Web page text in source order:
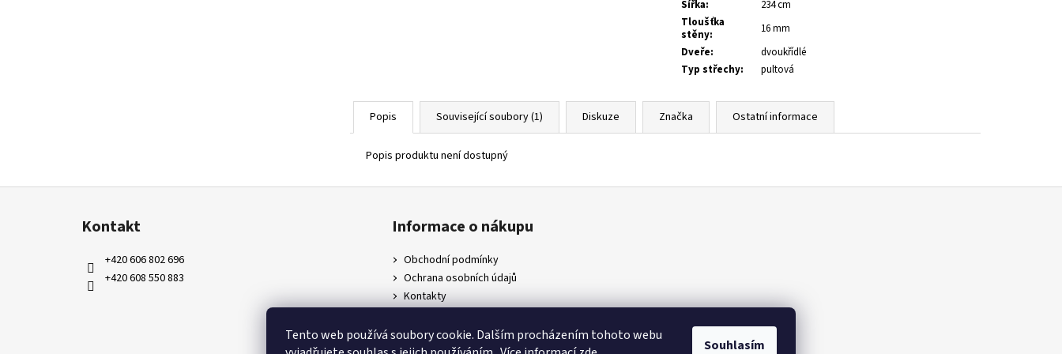
Tento web používá soubory cookie. Dalším procházením tohoto webu
Souhlasím
Šířka:
234 cm
Tloušťka
stěny:
16 mm
Dveře:
dvoukřídlé
Typ střechy: pultová
Popis Související soubory (1) Diskuze Značka Ostatní informace
Popis produktu není dostupný
Z
Kontakt
+420 606 802 696
+420 608 550 883
Informace o nákupu
Obchodní podmínky
Ochrana osobních údajů
Kontakty
Napište nám